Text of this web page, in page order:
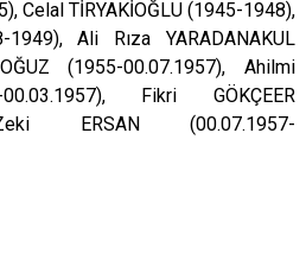
Celal TİRYAKİOĞLU (1945-1948),
1949), Ali Rıza YARADANAKUL
(1955-00.07.1957), Ahilmi
00.03.1957), Fikri GÖKÇEER
ERSAN (00.07.1957-